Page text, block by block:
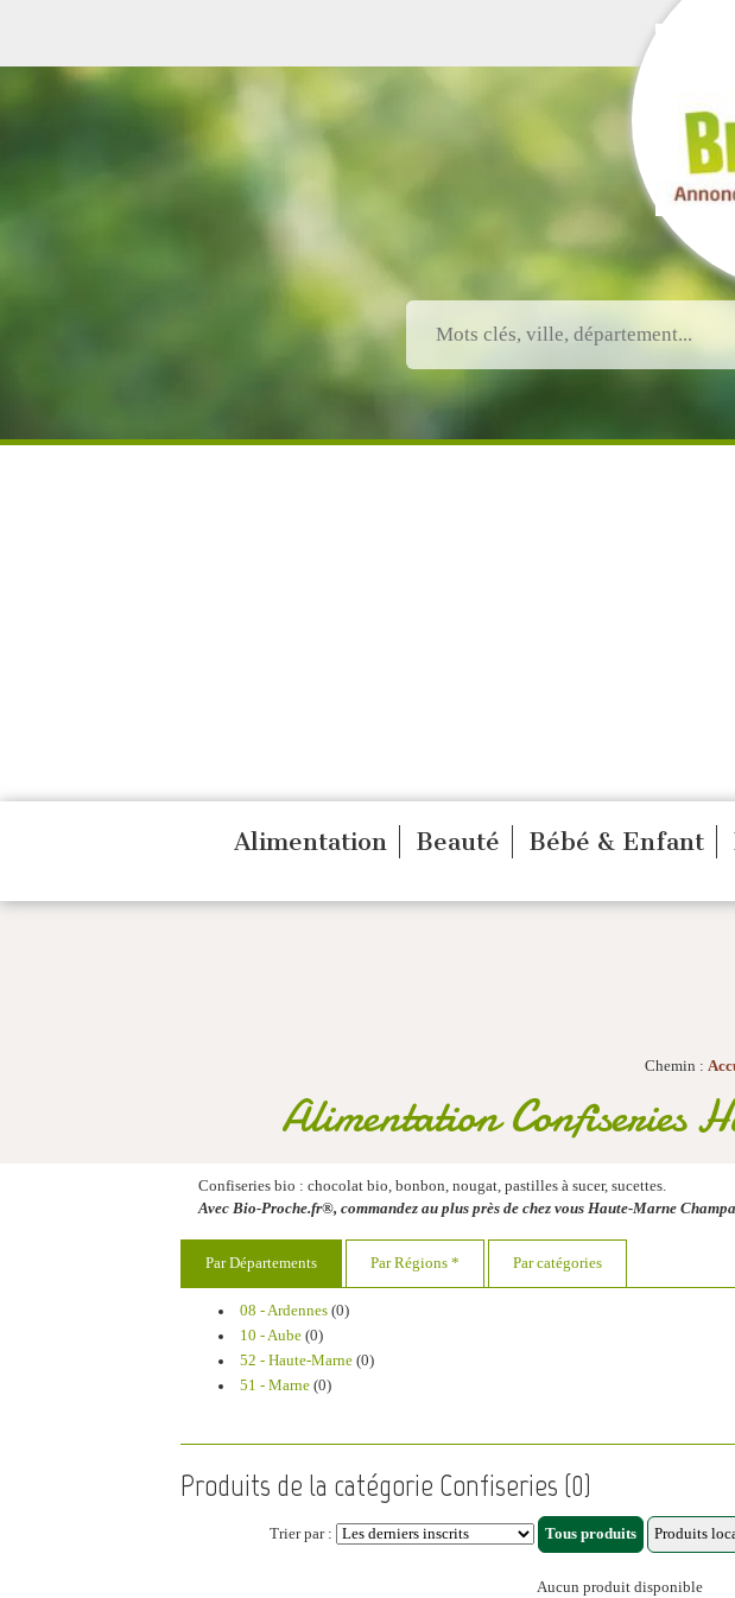
Alimentation Beauté Bébé & Enfant
Chemin :
Alimentation Confiseries
Confiseries bio : chocolat bio, bonbon, nougat, pastilles à sucer, sucettes.
Avec Bio-Proche.fr®, commandez au plus près de chez vous Haute-Marne
Par Départements Par Régions * Par catégories
08 - Ardennes(0)
10 - Aube(0)
52 - Haute-Marne(0)
51 - Marne(0)
Produits de la catégorie Confiseries (0)
Trier par :
Aucun produit disponible